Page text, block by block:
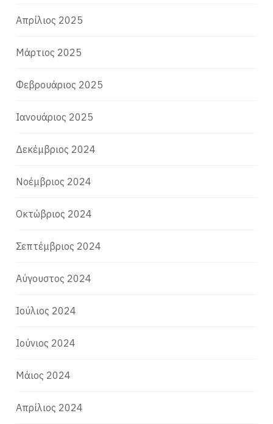
Απρίλιος 2025
Μάρτιος 2025
Φεβρουάριος 2025
Ιανουάριος 2025
Δεκέμβριος 2024
Νοέμβριος 2024
Οκτώβριος 2024
Σεπτέμβριος 2024
Αύγουστος 2024
Ιούλιος 2024
Ιούνιος 2024
Μάιος 2024
Απρίλιος 2024